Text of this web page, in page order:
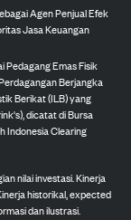
Agen Penjual Efek
Jasa Keuangan
Pedagang Emas Fisik
Berjangka
Berikat (ILB) yang
dicatat di Bursa
Indonesia Clearing
nilai investasi. Kinerja
historikal, expected
dan ilustrasi.